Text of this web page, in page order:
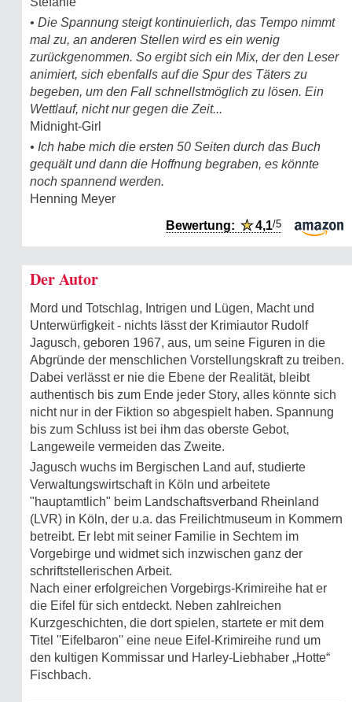
• Die Spannung steigt kontinuierlich, das Tempo nimmt
mal zu, an anderen Stellen wird es ein wenig
zurückgenommen. So ergibt sich ein Mix, der den Leser
animiert, sich ebenfalls auf die Spur des Täters zu
begeben, um den Fall schnellstmöglich zu lösen. Ein
Wettlauf, nicht nur gegen die Zeit...
Midnight-Girl
• Ich habe mich die ersten 50 Seiten durch das Buch
gequält und dann die Hoffnung begraben, es könnte
noch spannend werden.
Henning Meyer
Bewertung:★4,1/5
Der Autor
Mord und Totschlag, Intrigen und Lügen, Macht und
Unterwürfigkeit - nichts lässt der Krimiautor Rudolf
Jagusch, geboren 1967, aus, um seine Figuren in die
Abgründe der menschlichen Vorstellungskraft zu treiben.
Dabei verlässt er nie die Ebene der Realität, bleibt
authentisch bis zum Ende jeder Story, alles könnte sich
nicht nur in der Fiktion so abgespielt haben. Spannung
bis zum Schluss ist bei ihm das oberste Gebot,
Langeweile vermeiden das Zweite.
Jagusch wuchs im Bergischen Land auf, studierte
Verwaltungswirtschaft in Köln und arbeitete
"hauptamtlich" beim Landschaftsverband Rheinland
(LVR) in Köln, der u.a. das Freilichtmuseum in Kommern
betreibt. Er lebt mit seiner Familie in Sechtem im
Vorgebirge und widmet sich inzwischen ganz der
schriftstellerischen Arbeit.
Nach einer erfolgreichen Vorgebirgs-Krimireihe hat er
die Eifel für sich entdeckt. Neben zahlreichen
Kurzgeschichten, die dort spielen, startete er mit dem
Titel ''Eifelbaron'' eine neue Eifel-Krimireihe rund um
den kultigen Kommissar und Harley-Liebhaber „Hotte“
Fischbach.